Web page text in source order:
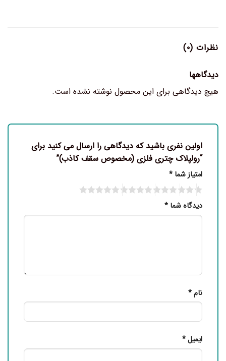
نظرات (۰)
دیدگاهها
هیچ دیدگاهی برای این محصول نوشته نشده است.
اولین نفری باشید که دیدگاهی را ارسال می کنید برای
“رولپلاک چتری فلزی (مخصوص سقف کاذب)”
امتیاز شما *
دیدگاه شما *
نام*
ایمیل*